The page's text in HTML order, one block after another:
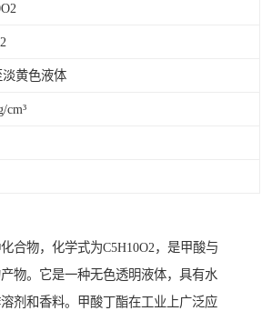
黄色液体
cm³
合物，化学式为C5H10O2，是甲酸与
物。它是一种无色透明液体，具有水
剂和香料。甲酸丁酯在工业上广泛应